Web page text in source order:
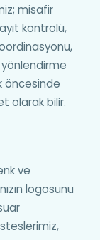
misafir
kontrolü,
öncesinde
olarak bilir.
ve
logosunu